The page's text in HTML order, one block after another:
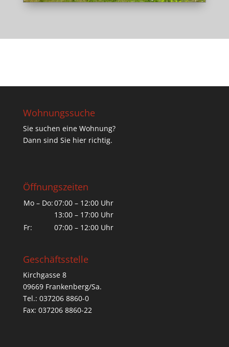
Wohnungssuche
Sie suchen eine Wohnung?
Dann sind Sie hier richtig.
Öffnungszeiten
Mo – Do:07:00 – 12:00 Uhr
13:00 – 17:00 Uhr
Fr:
07:00 – 12:00 Uhr
Geschäftsstelle
Kirchgasse 8
09669 Frankenberg/Sa.
Tel.: 037206 8860-0
Fax: 037206 8860-22